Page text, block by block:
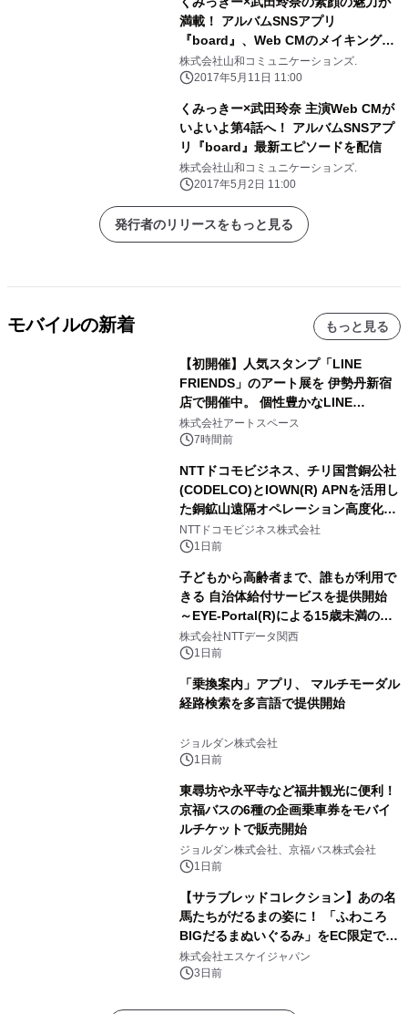
満載！ アルバムSNSアプリ
『board』、Web CMのメイキングを
配信
株式会社山和コミュニケーションズ.
2017年5月11日 11:00
くみっきー×武田玲奈 主演Web CMが
いよいよ第4話へ！ アルバムSNSアプ
リ『board』最新エピソードを配信
株式会社山和コミュニケーションズ.
2017年5月2日 11:00
発行者のリリースをもっと見る
モバイルの新着 もっと見る
【初開催】人気スタンプ「LINE
FRIENDS」のアート展を 伊勢丹新宿
店で開催中。 個性豊かなLINE
FRIENDSの仲間たちが インテリアア
ートとして新たな魅力を発信。
株式会社アートスペース
7時間前
NTTドコモビジネス、チリ国営銅公社
(CODELCO)とIOWN(R) APNを活用し
た銅鉱山遠隔オペレーション高度化に
向けた調査・実証を開始
NTTドコモビジネス株式会社
1日前
子どもから高齢者まで、誰もが利用で
きる 自治体給付サービスを提供開始
～EYE-Portal(R)による15歳未満の本
人認証と デジタルデバイド対策で実現
～
株式会社NTTデータ関西
1日前
「乗換案内」アプリ、 マルチモーダル
経路検索を多言語で提供開始
ジョルダン株式会社
1日前
東尋坊や永平寺など福井観光に便利！
京福バスの6種の企画乗車券をモバイ
ルチケットで販売開始
ジョルダン株式会社、京福バス株式会社
1日前
【サラブレッドコレクション】あの名
馬たちがだるまの姿に！ 「ふわころ
BIGだるまぬいぐるみ」をEC限定で受
注販売開始
株式会社エスケイジャパン
3日前